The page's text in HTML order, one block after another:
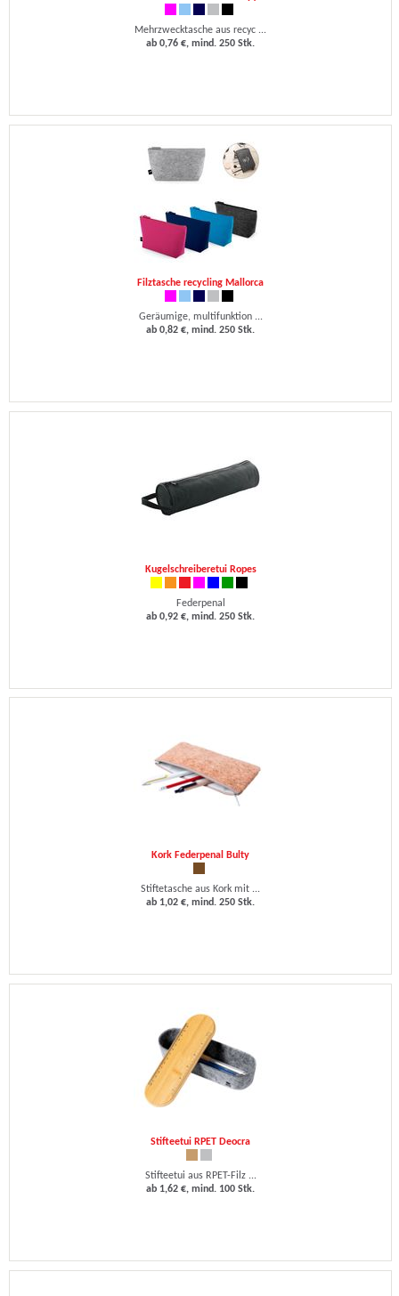
Mehrzwecktasche aus recyc ...
ab 0,76 €, mind. 250 Stk.
Filztasche recycling Mallorca
Geräumige, multifunktion ...
ab 0,82 €, mind. 250 Stk.
Kugelschreiberetui Ropes
Federpenal
ab 0,92 €, mind. 250 Stk.
Kork Federpenal Bulty
Stiftetasche aus Kork mit ...
ab 1,02 €, mind. 250 Stk.
Stifteetui RPET Deocra
Stifteetui aus RPET-Filz ...
ab 1,62 €, mind. 100 Stk.